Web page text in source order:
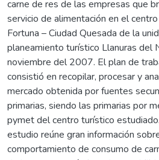
carne de res de las empresas que
servicio de alimentación en el
Fortuna – Ciudad Quesada de la
planeamiento turístico Llanuras del
noviembre del 2007. El plan de
consistió en recopilar, procesar y
mercado obtenida por fuentes
primarias, siendo las primarias por
pymet del centro turístico
estudio reúne gran información
comportamiento de consumo de